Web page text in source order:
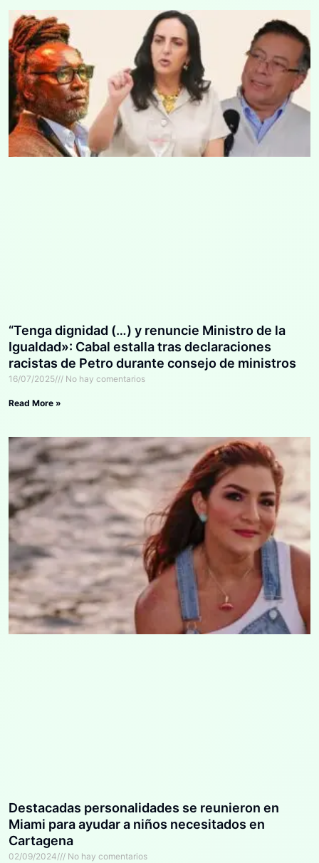
“Tenga dignidad (…) y renuncie Ministro de la
Igualdad»: Cabal estalla tras declaraciones
racistas de Petro durante consejo de ministros
16/07/2025 No hay comentarios
Read More »
Destacadas personalidades se reunieron en
Miami para ayudar a niños necesitados en
Cartagena
02/09/2024 No hay comentarios